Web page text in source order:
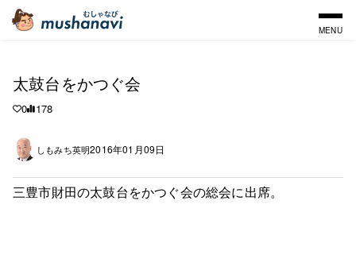
MENU
太鼓台をかつぐ会
0 178
しもみち英明2016年01月09日
三豊市財田の太鼓台をかつぐ会の総会に出席。